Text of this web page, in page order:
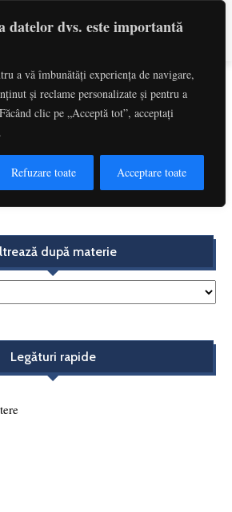
datelor dvs. este importantă
a vă îmbunătăți experiența de navigare,
și reclame personalizate și pentru a
clic pe „Acceptă tot”, acceptați
Refuzare toate Acceptare toate
Lit. A) Si D) Din Legea
106 lit. d) din Legea nr.
judecătorilor...
după materie
Legături rapide